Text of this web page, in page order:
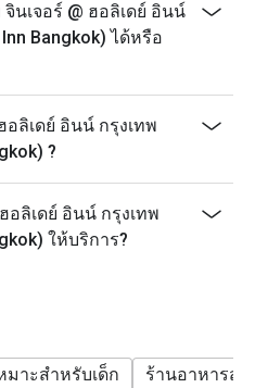
app will receive a
drink (Coke, Coke Zero
12:00-14:30 - 300 THB
14:30 - 400 THB
จินเจอร์ @ ฮอลิเดย์ อินน์
นเจอร์ @ ฮอลิเดย์ อินน์
Bangkok) ได้หรือ
อลิเดย์ อินน์ กรุงเทพ
?
อลิเดย์ อินน์ กรุงเทพ
ให้บริการ?
มาะสำหรับเด็ก ร้านอาหารสบ